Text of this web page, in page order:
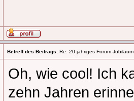
Betreff des Beitrags: Re: 20 jähriges Forum-
Oh, wie cool! Ich
zehn Jahren